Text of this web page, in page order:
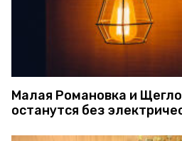
Малая Романовка и
останутся без